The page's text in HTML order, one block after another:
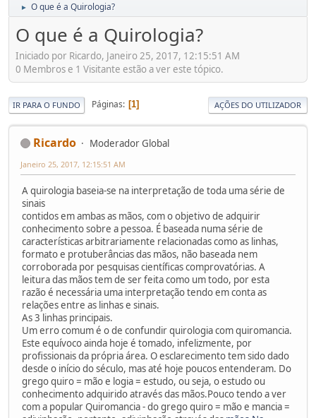
► O que é a Quirologia?
O que é a Quirologia?
Iniciado por Ricardo, Janeiro 25, 2017, 12:15:51 AM
0 Membros e 1 Visitante estão a ver este tópico.
IR PARA O FUNDO Páginas 1 AÇÕES DO UTILIZADOR
Ricardo Moderador Global
Janeiro 25, 2017, 12:15:51 AM
A quirologia baseia-se na interpretação de toda uma série de
sinais
contidos em ambas as mãos, com o objetivo de adquirir
conhecimento sobre a pessoa. É baseada numa série de
características arbitrariamente relacionadas como as linhas,
formato e protuberâncias das mãos, não baseada nem
corroborada por pesquisas científicas comprovatórias. A
leitura das mãos tem de ser feita como um todo, por esta
razão é necessária uma interpretação tendo em conta as
relações entre as linhas e sinais.
As 3 linhas principais.
Um erro comum é o de confundir quirologia com quiromancia.
Este equívoco ainda hoje é tomado, infelizmente, por
profissionais da própria área. O esclarecimento tem sido dado
desde o início do século, mas até hoje poucos entenderam. Do
grego quiro = mão e logia = estudo, ou seja, o estudo ou
conhecimento adquirido através das mãos.Pouco tendo a ver
com a popular Quiromancia - do grego quiro = mão e mancia =